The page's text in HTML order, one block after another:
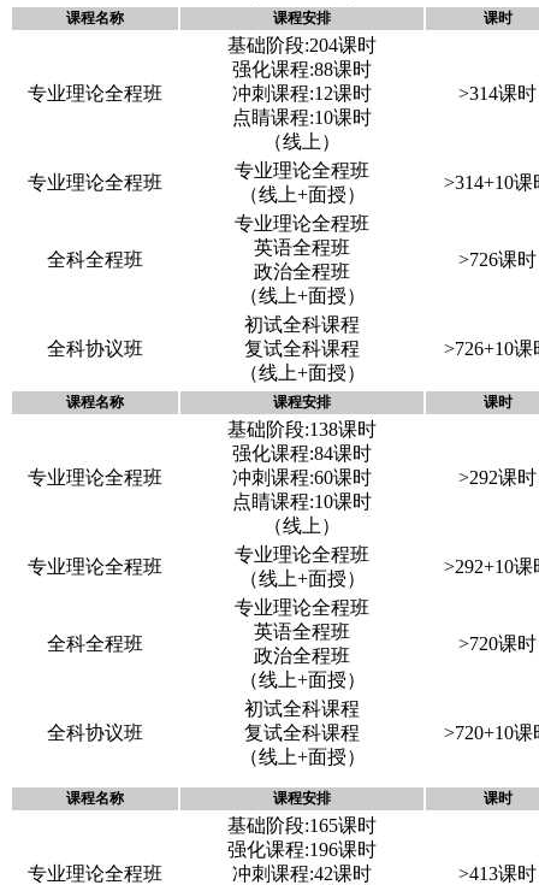
课程名称 课程安排 课时
专业理论全程班
基础阶段:204课时
强化课程:88课时
冲刺课程:12课时
点睛课程:10课时
（线上）
>314课时
专业理论全程班
专业理论全程班
（线上+面授）
>314+10课
全科全程班
专业理论全程班
英语全程班
政治全程班
（线上+面授）
>726课时
全科协议班
初试全科课程
复试全科课程
（线上+面授）
>726+10课
课程名称 课程安排 课时
专业理论全程班
基础阶段:138课时
强化课程:84课时
冲刺课程:60课时
点睛课程:10课时
（线上）
>292课时
专业理论全程班
专业理论全程班
（线上+面授）
>292+10课
全科全程班
专业理论全程班
英语全程班
政治全程班
（线上+面授）
>720课时
全科协议班
初试全科课程
复试全科课程
（线上+面授）
>720+10课
课程名称 课程安排 课时
专业理论全程班
基础阶段:165课时
强化课程:196课时
冲刺课程:42课时
>413课时